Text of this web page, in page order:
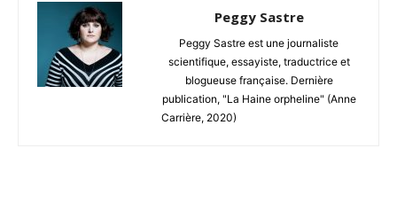
Peggy Sastre
Peggy Sastre est une journaliste
scientifique, essayiste, traductrice et
blogueuse française. Dernière
publication, "La Haine orpheline" (Anne
Carrière, 2020)